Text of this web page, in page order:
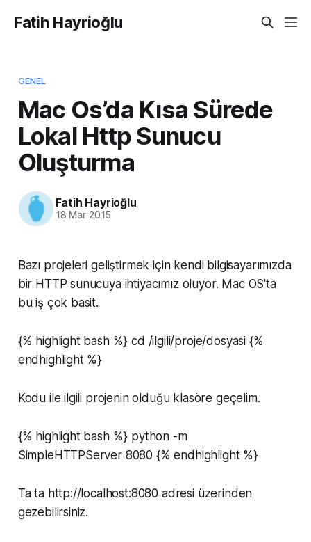
Fatih Hayrioğlu
GENEL
Mac Os’da Kısa Sürede
Lokal Http Sunucu
Oluşturma
Fatih Hayrioğlu
18 Mar 2015
Bazı projeleri geliştirmek için kendi bilgisayarımızda
bir HTTP sunucuya ihtiyacımız oluyor. Mac OS'ta
bu iş çok basit.
{% highlight bash %} cd /ilgili/proje/dosyasi {%
endhighlight %}
Kodu ile ilgili projenin olduğu klasöre geçelim.
{% highlight bash %} python -m
SimpleHTTPServer 8080 {% endhighlight %}
Ta ta http://localhost:8080 adresi üzerinden
gezebilirsiniz.